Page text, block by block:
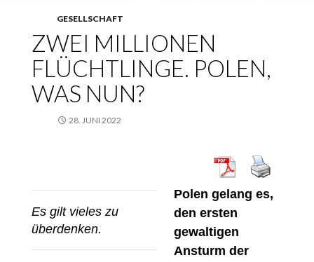
GESELLSCHAFT
ZWEI MILLIONEN
FLÜCHTLINGE. POLEN,
WAS NUN?
28. JUNI 2022
Es gilt vieleszu
überdenken.
Polen gelang es,
den ersten
gewaltigen
Ansturm der